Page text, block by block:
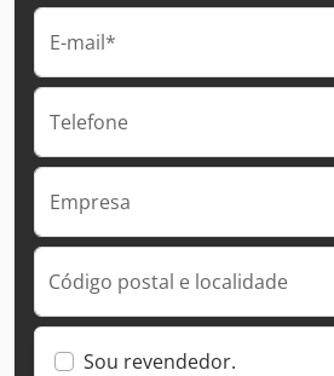
E-mail*
Telefone
Empresa
Código postal e localidade
Sou revendedor.